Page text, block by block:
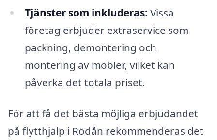
Tjänster som inkluderas: Vissa
företag erbjuder extraservice som
packning, demontering och
montering av möbler, vilket kan
påverka det totala priset.
För att få det bästa möjliga erbjudandet
på flytthjälp i Rödån rekommenderas det